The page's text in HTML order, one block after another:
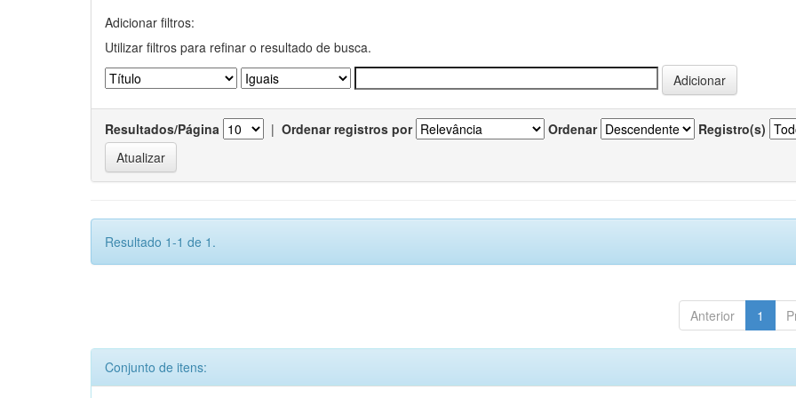
Adicionar filtros:
Utilizar filtros para refinar o resultado de busca.
Resultados/Página | Ordenar registros por Ordenar Registro(s)
Resultado 1-1 de 1.
Anterior 1
Conjunto de itens: